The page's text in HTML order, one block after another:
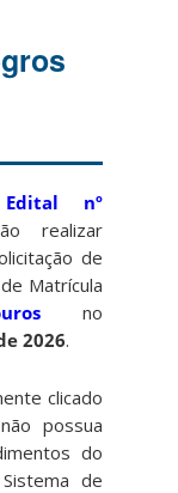
Edital nº
realizar
de
Matrícula
no
2026.
clicado
possua
do
de